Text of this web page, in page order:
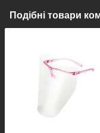
Подібні товари